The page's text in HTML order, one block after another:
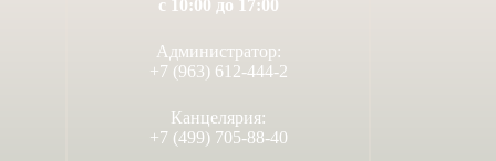
с 10:00 до 17:00
Администратор:
+7 (963) 612-444-2
Канцелярия:
+7 (499) 705-88-40